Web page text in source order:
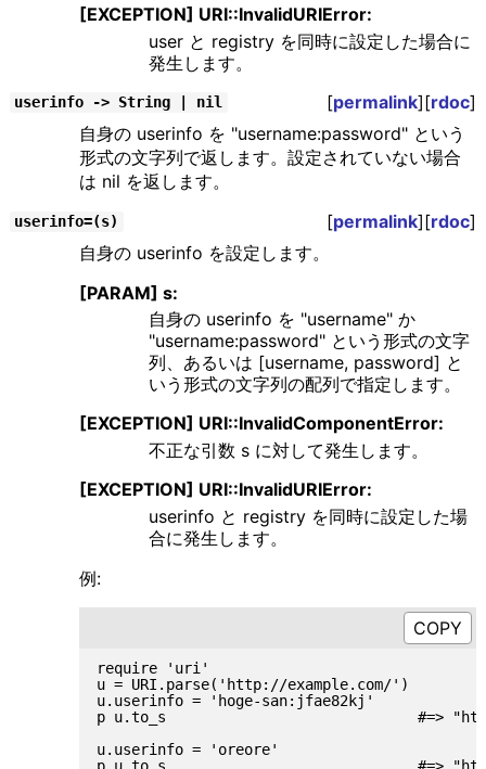
[EXCEPTION] URI::InvalidURIError:
user と registry を同時に設定した場合に
発生します。
userinfo -> String | nil [permalink][rdoc]
自身の userinfo を "username:password" という
形式の文字列で返します。設定されていない場合
は nil を返します。
userinfo=(s) [permalink][rdoc]
自身の userinfo を設定します。
[PARAM] s:
自身の userinfo を "username" か
"username:password" という形式の文字
列、あるいは [username, password] と
いう形式の文字列の配列で指定します。
[EXCEPTION] URI::InvalidComponentError:
不正な引数 s に対して発生します。
[EXCEPTION] URI::InvalidURIError:
userinfo と registry を同時に設定した場
合に発生します。
例:
require 'uri'
u = URI.parse('http://example.com/')
u.userinfo = 'hoge-san:jfae82kj'
p u.to_s                             #=> "http://
u.userinfo = 'oreore'
p u.to_s                             #=> "http://